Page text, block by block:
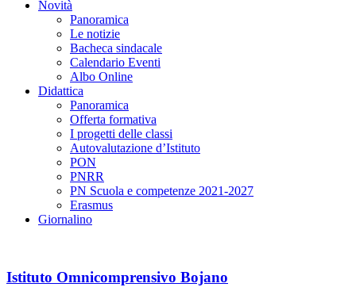
Novità
Panoramica
Le notizie
Bacheca sindacale
Calendario Eventi
Albo Online
Didattica
Panoramica
Offerta formativa
I progetti delle classi
Autovalutazione d’Istituto
PON
PNRR
PN Scuola e competenze 2021-2027
Erasmus
Giornalino
Istituto Omnicomprensivo Bojano